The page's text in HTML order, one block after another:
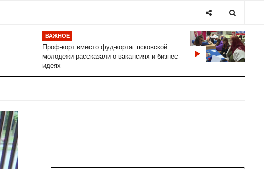
ВАЖНОЕ
Проф-корт вместо фуд-корта: псковской
молодежи рассказали о вакансиях и бизнес-
идеях